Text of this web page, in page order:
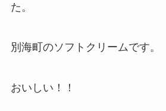
た。
別海町のソフトクリームです。
おいしい！！